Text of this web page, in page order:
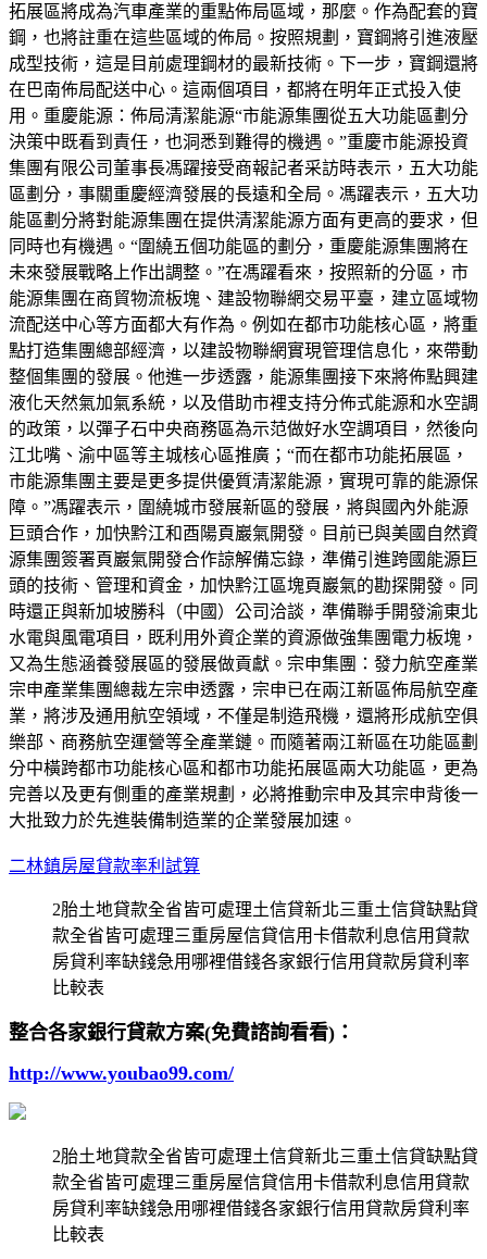
拓展區將成為汽車產業的重點佈局區域，那麼。作為配套的寶
鋼，也將註重在這些區域的佈局。按照規劃，寶鋼將引進液壓
成型技術，這是目前處理鋼材的最新技術。下一步，寶鋼還將
在巴南佈局配送中心。這兩個項目，都將在明年正式投入使
用。重慶能源：佈局清潔能源“市能源集團從五大功能區劃分
決策中既看到責任，也洞悉到難得的機遇。”重慶市能源投資
集團有限公司董事長馮躍接受商報記者采訪時表示，五大功能
區劃分，事關重慶經濟發展的長遠和全局。馮躍表示，五大功
能區劃分將對能源集團在提供清潔能源方面有更高的要求，但
同時也有機遇。“圍繞五個功能區的劃分，重慶能源集團將在
未來發展戰略上作出調整。”在馮躍看來，按照新的分區，市
能源集團在商貿物流板塊、建設物聯網交易平臺，建立區域物
流配送中心等方面都大有作為。例如在都市功能核心區，將重
點打造集團總部經濟，以建設物聯網實現管理信息化，來帶動
整個集團的發展。他進一步透露，能源集團接下來將佈點興建
液化天然氣加氣系統，以及借助市裡支持分佈式能源和水空調
的政策，以彈子石中央商務區為示范做好水空調項目，然後向
江北嘴、渝中區等主城核心區推廣；“而在都市功能拓展區，
市能源集團主要是更多提供優質清潔能源，實現可靠的能源保
障。”馮躍表示，圍繞城市發展新區的發展，將與國內外能源
巨頭合作，加快黔江和酉陽頁巖氣開發。目前已與美國自然資
源集團簽署頁巖氣開發合作諒解備忘錄，準備引進跨國能源巨
頭的技術、管理和資金，加快黔江區塊頁巖氣的勘探開發。同
時還正與新加坡勝科（中國）公司洽談，準備聯手開發渝東北
水電與風電項目，既利用外資企業的資源做強集團電力板塊，
又為生態涵養發展區的發展做貢獻。宗申集團：發力航空產業
宗申產業集團總裁左宗申透露，宗申已在兩江新區佈局航空產
業，將涉及通用航空領域，不僅是制造飛機，還將形成航空俱
樂部、商務航空運營等全產業鏈。而隨著兩江新區在功能區劃
分中橫跨都市功能核心區和都市功能拓展區兩大功能區，更為
完善以及更有側重的產業規劃，必將推動宗申及其宗申背後一
大批致力於先進裝備制造業的企業發展加速。
二林鎮房屋貸款率利試算
2胎土地貸款全省皆可處理土信貸新北三重土信貸缺點貸
款全省皆可處理三重房屋信貸信用卡借款利息信用貸款
房貸利率缺錢急用哪裡借錢各家銀行信用貸款房貸利率
比較表
整合各家銀行貸款方案(免費諮詢看看)：
http://www.youbao99.com/
2胎土地貸款全省皆可處理土信貸新北三重土信貸缺點貸
款全省皆可處理三重房屋信貸信用卡借款利息信用貸款
房貸利率缺錢急用哪裡借錢各家銀行信用貸款房貸利率
比較表